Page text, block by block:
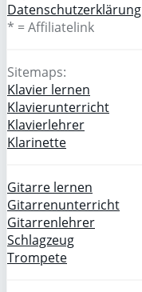
Datenschutzerklärung
* = Affiliatelink
Sitemaps:
Klavier lernen
Klavierunterricht
Klavierlehrer
Klarinette
Gitarre lernen
Gitarrenunterricht
Gitarrenlehrer
Schlagzeug
Trompete